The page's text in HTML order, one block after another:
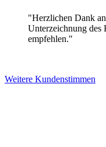
"Herzlichen Dank
Unterzeichnung des
empfehlen."
Weitere Kundenstimmen